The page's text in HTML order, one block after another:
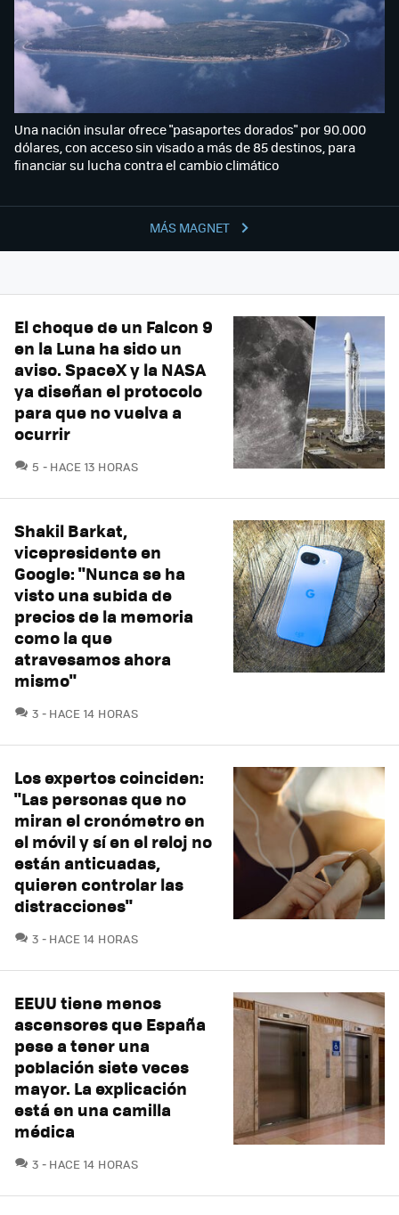
MÁS MAGNET
Una nación insular ofrece "pasaportes dorados" por 90.000
dólares, con acceso sin visado a más de 85 destinos, para
financiar su lucha contra el cambio climático
El choque de un Falcon 9
en la Luna ha sido un
aviso. SpaceX y la NASA
ya diseñan el protocolo
para que no vuelva a
ocurrir
5 COMENTARIOS
HACE 13 HORAS
Shakil Barkat,
vicepresidente en
Google: "Nunca se ha
visto una subida de
precios de la memoria
como la que
atravesamos ahora
mismo"
3 COMENTARIOS
HACE 14 HORAS
Los expertos coinciden:
"Las personas que no
miran el cronómetro en
el móvil y sí en el reloj no
están anticuadas,
quieren controlar las
distracciones"
3 COMENTARIOS
HACE 14 HORAS
EEUU tiene menos
ascensores que España
pese a tener una
población siete veces
mayor. La explicación
está en una camilla
médica
3 COMENTARIOS
HACE 14 HORAS